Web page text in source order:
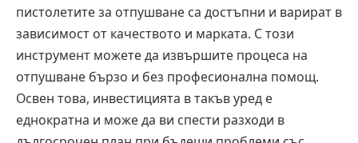
пистолетите за отпушване са достъпни и варират в
зависимост от качеството и марката. С този
инструмент можете да извършите процеса на
отпушване бързо и без професионална помощ.
Освен това, инвестицията в такъв уред е
еднократна и може да ви спести разходи в